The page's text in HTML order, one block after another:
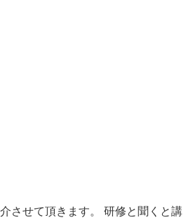
させて頂きます。 研修と聞くと講